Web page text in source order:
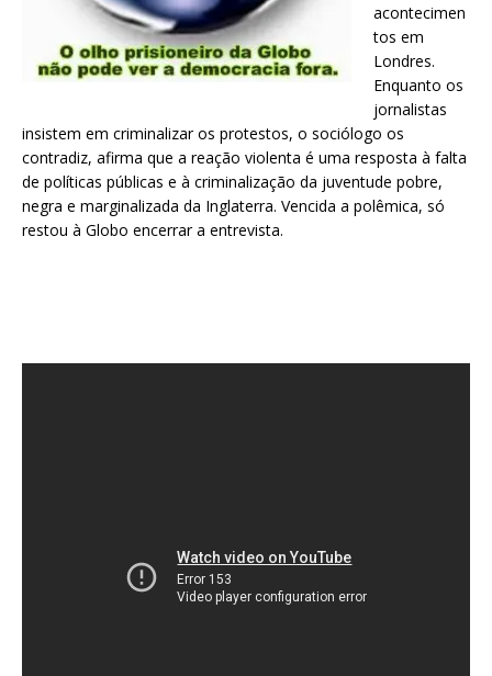
acontecimen
tos em
Londres.
Enquanto os
jornalistas
insistem em criminalizar os protestos, o sociólogo os
contradiz, afirma que a reação violenta é uma resposta à falta
de políticas públicas e à criminalização da juventude pobre,
negra e marginalizada da Inglaterra. Vencida a polêmica, só
restou à Globo encerrar a entrevista.